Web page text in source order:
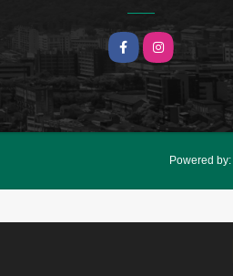
Facebook
Instagram
Powered by: